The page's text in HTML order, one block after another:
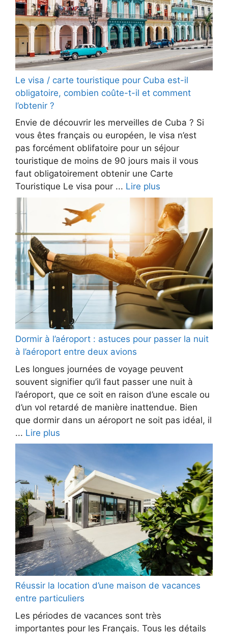
Le visa / carte touristique pour Cuba est-il
obligatoire, combien coûte-t-il et comment
l’obtenir ?
Envie de découvrir les merveilles de Cuba ? Si
vous êtes français ou européen, le visa n’est
pas forcément oblifatoire pour un séjour
touristique de moins de 90 jours mais il vous
faut obligatoirement obtenir une Carte
Touristique Le visa pour ... Lire plus
Dormir à l’aéroport : astuces pour passer la nuit
à l’aéroport entre deux avions
Les longues journées de voyage peuvent
souvent signifier qu’il faut passer une nuit à
l’aéroport, que ce soit en raison d’une escale ou
d’un vol retardé de manière inattendue. Bien
que dormir dans un aéroport ne soit pas idéal, il
... Lire plus
Réussir la location d’une maison de vacances
entre particuliers
Les périodes de vacances sont très
importantes pour les Français. Tous les détails